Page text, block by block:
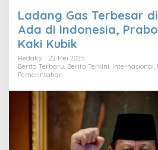
Ladang Gas Terbesar
Ada di Indonesia,
Kaki Kubik
Redaksi
22 Mei 2025
Berita Terbaru Berita Terkini Internasional
Pemerintahan